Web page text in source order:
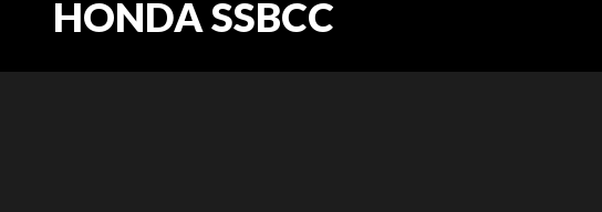
HONDA SSBCC